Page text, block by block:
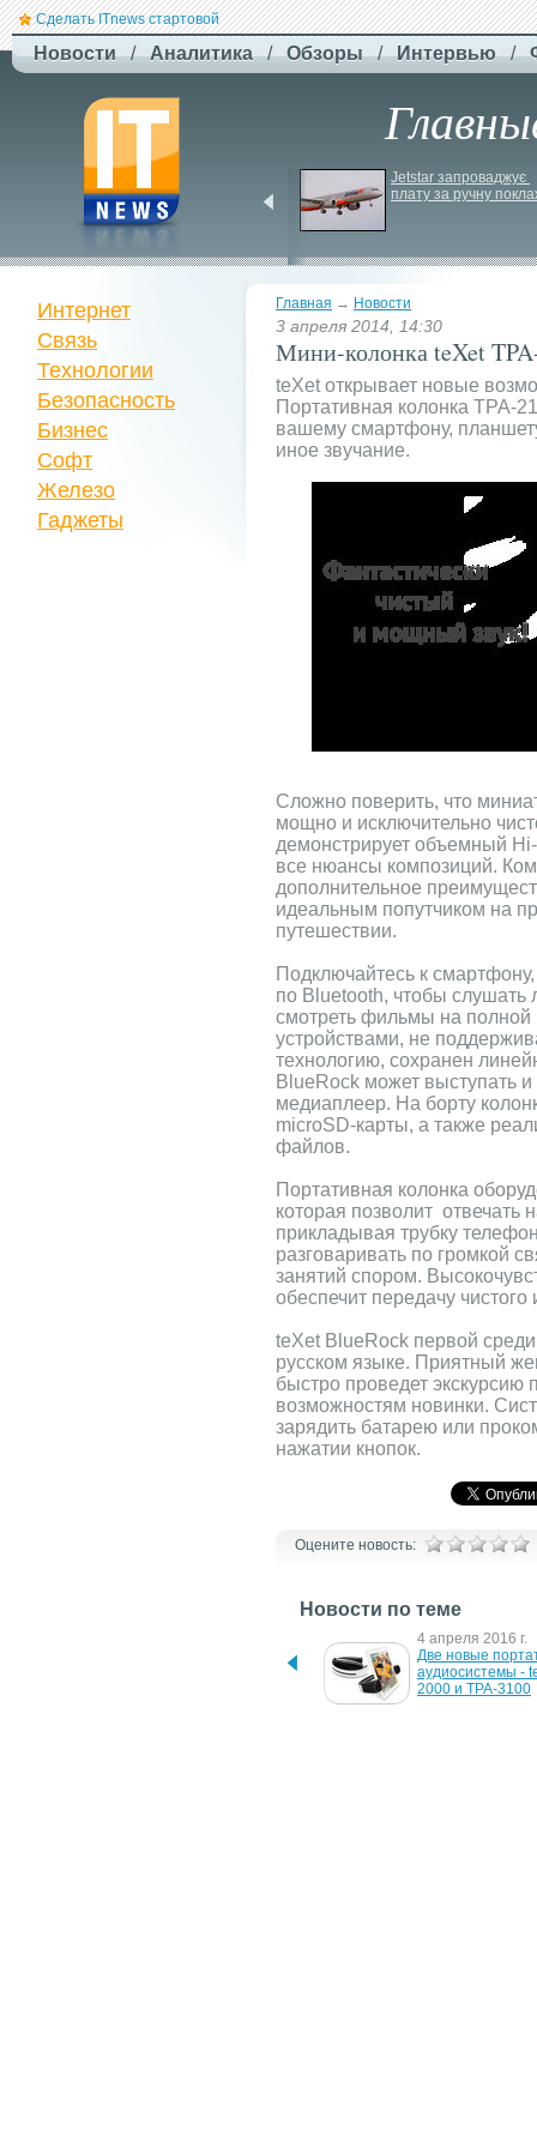
Сделать ITnews стартовой
Новости / Аналитика / Обзоры / Интервью /
виробництво ракет для
Patriot
Jetstar запроваджує
плату за ручну
Главная → Новости
3 апреля 2014, 14:30
Мини-колонка teXet
teXet открывает новые
Портативная колонка TPA-
вашему смартфону,
иное звучание.
Сложно поверить, что
мощно и исключительно
демонстрирует объемный
все нюансы композиций.
дополнительное
идеальным попутчиком на
путешествии.
Подключайтесь к
по Bluetooth, чтобы
смотреть фильмы на полной
устройствами, не
технологию, сохранен
BlueRock может выступать
медиаплеер. На борту
microSD-карты, а также
файлов.
Портативная колонка
которая позволит
прикладывая трубку
разговаривать по громкой
занятий спором.
обеспечит передачу чистого
teXet BlueRock первой
русском языке. Приятный
быстро проведет
возможностям новинки.
зарядить батарею или
нажатии кнопок.
Оцените новость:
Новости по теме
4 апреля 2016 г.
Две новые
аудиосистемы -
2000 и TPA-3100
Интернет
Связь
Технологии
Безопасность
Бизнес
Софт
Железо
Гаджеты